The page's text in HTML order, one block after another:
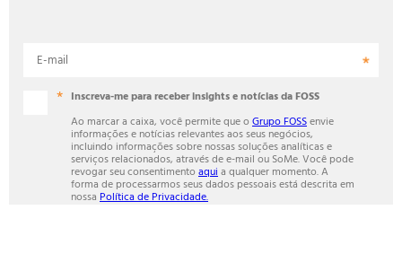
E-mail
Inscreva-me para receber insights e notícias da FOSS
Ao marcar a caixa, você permite que o Grupo FOSSenvie
informações e notícias relevantes aos seus negócios,
incluindo informações sobre nossas soluções analíticas e
serviços relacionados, através de e-mail ou SoMe. Você pode
revogar seu consentimento aquia qualquer momento. A
forma de processarmos seus dados pessoais está descrita em
nossa Política de Privacidade.